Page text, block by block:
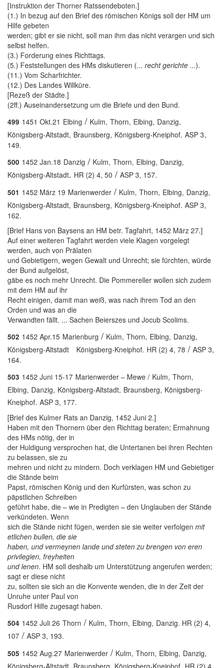
[Instruktion der Thorner Ratssendeboten.]
(1.) In bezug auf den Brief des römischen Königs soll der HM um
Hilfe gebeten
werden; gibt er sie nicht, soll man ihm das nicht verargen und sich
selbst helfen.
(3.) Forderung eines Richttags.
(5.) Feststellungen des HMs diskutieren (... recht gerichte ...).
(11.) Vom Scharfrichter.
(12.) Des Landes Willküre.
[Rezeß der Städte.]
(2ff.) Auseinandersetzung um die Briefe und den Bund.
499 1451 Okt.21 Elbing / Kulm, Thorn, Elbing, Danzig,
Königsberg-Altstadt, Braunsberg, Königsberg-Kneiphof. ASP 3,
149.
500 1452 Jan.18 Danzig / Kulm, Thorn, Elbing, Danzig,
Königsberg-Altstadt. HR (2) 4, 50 / ASP 3, 157.
501 1452 März 19 Marienwerder / Kulm, Thorn, Elbing, Danzig,
Königsberg-Altstadt, Braunsberg, Königsberg-Kneiphof. ASP 3,
162.
[Brief Hans von Baysens an HM betr. Tagfahrt, 1452 März 27.]
Auf einer weiteren Tagfahrt werden viele Klagen vorgelegt
werden, auch von Prälaten
und Gebietigern, wegen Gewalt und Unrecht; sie fürchten, würde
der Bund aufgelöst,
gäbe es noch mehr Unrecht. Die Pommereller wollen sich zudem
mit dem HM auf ihr
Recht einigen, damit man weiß, was nach ihrem Tod an den
Orden und was an die
Verwandten fällt. ... Sachen Beierszes und Jocub Scolims.
502 1452 Apr.15 Marienburg / Kulm, Thorn, Elbing, Danzig,
Königsberg-Altstadt
Königsberg-Kneiphof. HR (2) 4, 78 / ASP 3,
164.
503 1452 Juni 15-17 Marienwerder – Mewe / Kulm, Thorn,
Elbing, Danzig, Königsberg-Altstadt, Braunsberg, Königsberg-
Kneiphof. ASP 3, 177.
[Brief des Kulmer Rats an Danzig, 1452 Juni 2.]
Haben mit den Thornern über den Richttag beraten; Ermahnung
des HMs nötig, der in
der Huldigung versprochen hat, die Untertanen bei ihren Rechten
zu belassen, sie zu
mehren und nicht zu mindern. Doch verklagen HM und Gebietiger
die Stände beim
Papst, römischen König und den Kurfürsten, was schon zu
päpstlichen Schreiben
geführt habe, die – wie in Predigten – den Unglauben der Stände
verkündeten. Wenn
sich die Stände nicht fügen, werden sie sie weiter verfolgen mit
etlichen bullen, die sie
haben, und vermeynen lande und steten zu brengen von eren
privilegien, freyheiten
und lenen. HM soll deshalb um Unterstützung angerufen werden;
sagt er diese nicht
zu, sollten sie sich an die Konvente wenden, die in der Zeit der
Unruhe unter Paul von
Rusdorf Hilfe zugesagt haben.
504 1452 Juli 26 Thorn / Kulm, Thorn, Elbing, Danzig. HR (2) 4,
107 / ASP 3, 193.
505 1452 Aug.27 Marienwerder / Kulm, Thorn, Elbing, Danzig,
Königsberg-Altstadt, Braunsberg, Königsberg-Kneiphof. HR (2) 4,